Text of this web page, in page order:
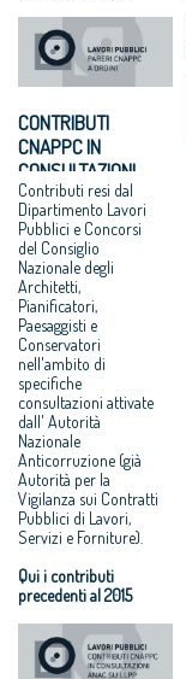
CONTRIBUTI
CNAPPC IN
CONSULTAZIONI
ANAC (GIÀ AVCP)
SU LLP
Contributi resi dal
Dipartimento Lavori
Pubblici e Concorsi
del Consiglio
Nazionale degli
Architetti,
Pianificatori,
Paesaggisti e
Conservatori
nell'ambito di
specifiche
consultazioni attivate
dall' Autorità
Nazionale
Anticorruzione (già
Autorità per la
Vigilanza sui Contratti
Pubblici di Lavori,
Servizi e Forniture).
Qui i contributi
precedenti al 2015